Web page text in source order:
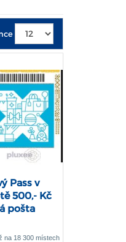
Pass v
500,- Kč
pošta
na 18 300 místech